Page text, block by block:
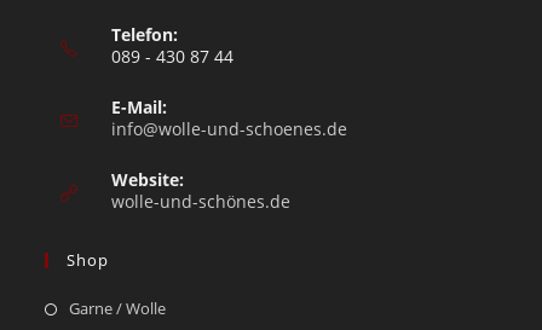
Telefon:
089 - 430 87 44
E-Mail:
info@wolle-und-schoenes.de
Website:
wolle-und-schönes.de
Shop
Garne / Wolle